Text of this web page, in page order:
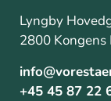
Lyngby
2800 Kongens
+45 45 87 22